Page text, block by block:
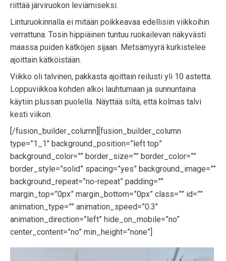
riittää järviruokon leviämiseksi.
Linturuokinnalla ei mitään poikkeavaa edellisiin viikkoihin
verrattuna. Tosin hippiäinen tuntuu ruokailevan näkyvästi
maassa puiden kätköjen sijaan. Metsämyyrä kurkistelee
ajoittain kätköistään.
Viikko oli talvinen, pakkasta ajoittain reilusti yli 10 astetta.
Loppuviikkoa kohden alkoi lauhtumaan ja sunnuntaina
käytiin plussan puolella. Näyttää siltä, että kolmas talvi
kesti viikon.
[/fusion_builder_column][fusion_builder_column
type=”1_1″ background_position=”left top”
background_color=”” border_size=”” border_color=””
border_style=”solid” spacing=”yes” background_image=””
background_repeat=”no-repeat” padding=””
margin_top=”0px” margin_bottom=”0px” class=”” id=””
animation_type=”” animation_speed=”0.3″
animation_direction=”left” hide_on_mobile=”no”
center_content=”no” min_height=”none”]